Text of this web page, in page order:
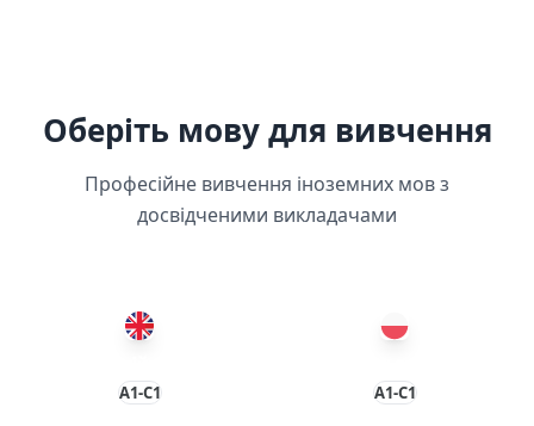
Оберіть мову для вивчення
Професійне вивчення іноземних мов з
досвідченими викладачами
A1-C1
A1-C1